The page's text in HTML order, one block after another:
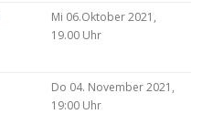
Mi 06.Oktober 2021,
19.00 Uhr
Do 04. November 2021,
19:00 Uhr